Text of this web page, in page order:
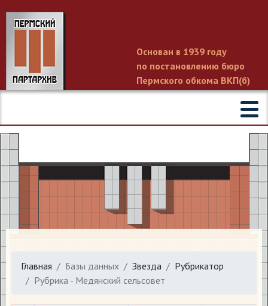
Основан в 1939 году
по постановлению бюро
Пермского обкома ВКП(б)
Главная Базы данных Звезда
Рубрикатор
Рубрика - Медянский сельсовет